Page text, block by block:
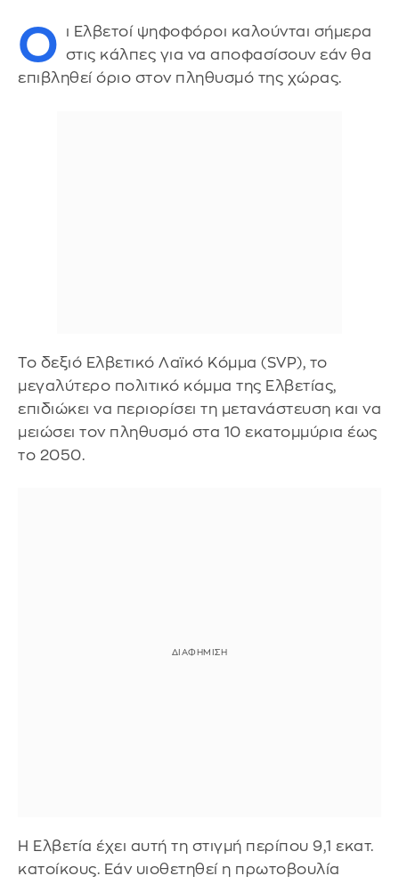
Ο
ι Ελβετοί ψηφοφόροι καλούνται σήμερα
στις κάλπες για να αποφασίσουν εάν θα
επιβληθεί όριο στον πληθυσμό της χώρας.
Το δεξιό Ελβετικό Λαϊκό Κόμμα (SVP), το
μεγαλύτερο πολιτικό κόμμα της Ελβετίας,
επιδιώκει να περιορίσει τη μετανάστευση και να
μειώσει τον πληθυσμό στα 10 εκατομμύρια έως
το 2050.
Η Ελβετία έχει αυτή τη στιγμή περίπου 9,1 εκατ.
κατοίκους. Εάν υιοθετηθεί η πρωτοβουλία